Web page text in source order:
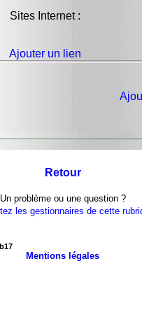
Sites Internet :
Ajouter un lien
Retour
Un problème ou une question ?
les gestionnaires de cette
Mentions légales